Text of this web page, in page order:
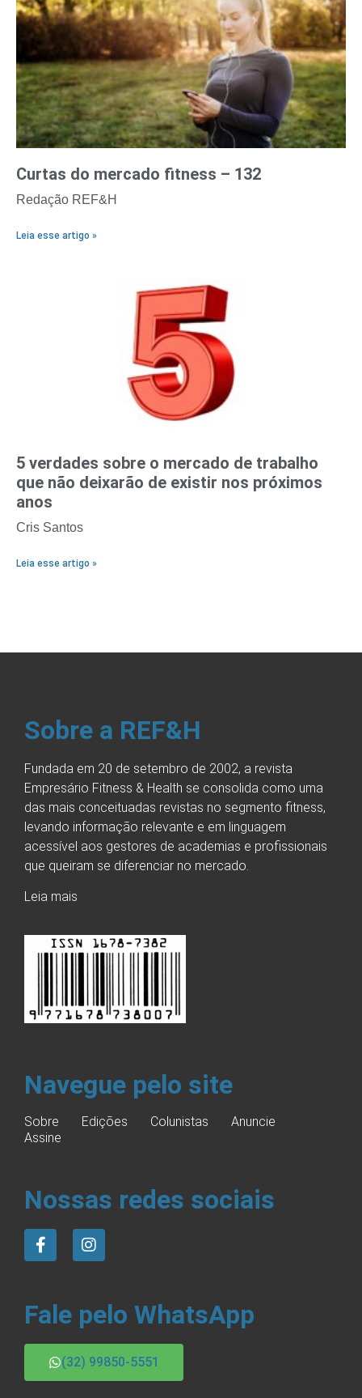
Curtas do mercado fitness – 132
Redação REF&H
Leia esse artigo »
5 verdades sobre o mercado de trabalho
que não deixarão de existir nos próximos
anos
Cris Santos
Leia esse artigo »
Sobre a REF&H
Fundada em 20 de setembro de 2002, a revista
Empresário Fitness & Health se consolida como uma
das mais conceituadas revistas no segmento fitness,
levando informação relevante e em linguagem
acessível aos gestores de academias e profissionais
que queiram se diferenciar no mercado.
Leia mais
Navegue pelo site
Sobre Edições Colunistas
Anuncie
Assine
Nossas redes sociais
Fale pelo WhatsApp
(32) 99850-5551